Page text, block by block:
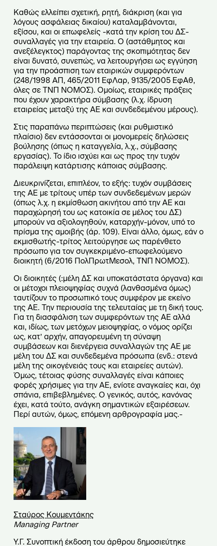
Καθώς ελλείπει σχετική, ρητή, διάκριση (και για
λόγους ασφάλειας δικαίου) καταλαμβάνονται,
εξίσου, και οι επωφελείς -κατά την κρίση του ΔΣ-
συναλλαγές για την εταιρεία. Ο (αστάθμητος και
ανεξέλεγκτος) παράγοντας της σκοπιμότητας δεν
είναι δυνατό, συνεπώς, να λειτουργήσει ως εγγύηση
για την προάσπιση των εταιρικών συμφερόντων
(248/1998 ΑΠ, 465/2011 ΕφΛαρ, 9135/2005 ΕφΑθ,
όλες σε ΤΝΠ ΝΟΜΟΣ). Ομοίως, εταιρικές πράξεις
που έχουν χαρακτήρα σύμβασης (λ.χ. ίδρυση
εταιρείας μεταξύ της ΑΕ και συνδεδεμένου μέρους).
Στις παραπάνω περιπτώσεις (και ρυθμιστικό
πλαίσιο) δεν εντάσσονται οι μονομερείς δηλώσεις
βούλησης (όπως η καταγγελία, λ.χ., σύμβασης
εργασίας). Το ίδιο ισχύει και ως προς την τυχόν
παράλειψη κατάρτισης κάποιας σύμβασης.
Διευκρινίζεται, επιπλέον, το εξής: τυχόν συμβάσεις
της ΑΕ με τρίτους υπέρ των συνδεδεμένων μερών
(όπως λ.χ. η εκμίσθωση ακινήτου από την ΑΕ και
παραχώρησή του ως κατοικία σε μέλος του ΔΣ)
μπορούν να αξιολογηθούν, καταρχήν-μόνον, υπό το
πρίσμα της αμοιβής (άρ. 109). Είναι άλλο, όμως, εάν ο
εκμισθωτής-τρίτος λειτούργησε ως παρένθετο
πρόσωπο για τον συγκεκριμένο-επωφελούμενο
διοικητή (6/2016 ΠολΠρωτΜεσολ, ΤΝΠ ΝΟΜΟΣ).
Οι διοικητές (:μέλη ΔΣ και υποκατάστατα όργανα) και
οι μέτοχοι πλειοψηφίας συχνά (λανθασμένα όμως)
ταυτίζουν το προσωπικό τους συμφέρον με εκείνο
της ΑΕ. Την περιουσία της τελευταίας με τη δική τους.
Για τη διασφάλιση των συμφερόντων της ΑΕ αλλά
και, ιδίως, των μετόχων μειοψηφίας, ο νόμος ορίζει
ως, κατ’ αρχήν, απαγορευμένη τη σύναψη
συμβάσεων και διενέργεια συναλλαγών της ΑΕ με
μέλη του ΔΣ και συνδεδεμένα πρόσωπα (ενδ.: στενά
μέλη της οικογένειάς τους και εταιρείες αυτών).
Όμως, τέτοιας φύσης συναλλαγές είναι κάποιες
φορές χρήσιμες για την ΑΕ, ενίοτε αναγκαίες και, όχι
σπάνια, επιβεβλημένες. Ο γενικός, αυτός, κανόνας
έχει, κατά τούτο, ανάγκη σημαντικών εξαιρέσεων.
Περί αυτών, όμως, επόμενη αρθρογραφία μας.-
Σταύρος Κουμεντάκης
Managing Partner
Υ.Γ. Συνοπτική έκδοση του άρθρου δημοσιεύτηκε